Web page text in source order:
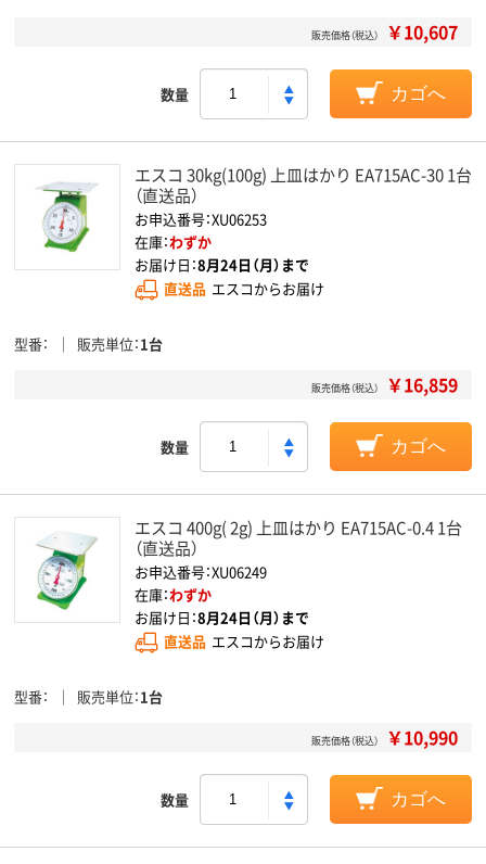
販売価格（税込） ￥10,607
数量 カゴへ
エスコ 30kg(100g) 上皿はかり EA715AC-30 1台
（直送品）
お申込番号：XU06253
在庫：わずか
お届け日：8月24日（月）まで
直送品 エスコからお届け
型番 販売単位 1台
販売価格（税込） ￥16,859
数量 カゴへ
エスコ 400g( 2g) 上皿はかり EA715AC-0.4 1台
（直送品）
お申込番号：XU06249
在庫：わずか
お届け日：8月24日（月）まで
直送品 エスコからお届け
型番 販売単位 1台
販売価格（税込） ￥10,990
数量 カゴへ